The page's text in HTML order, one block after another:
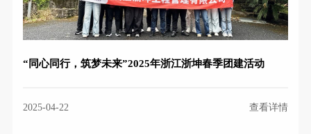
“同心同行，筑梦未来”2025年浙江浙坤春季团建活动
2025-04-22 查看详情